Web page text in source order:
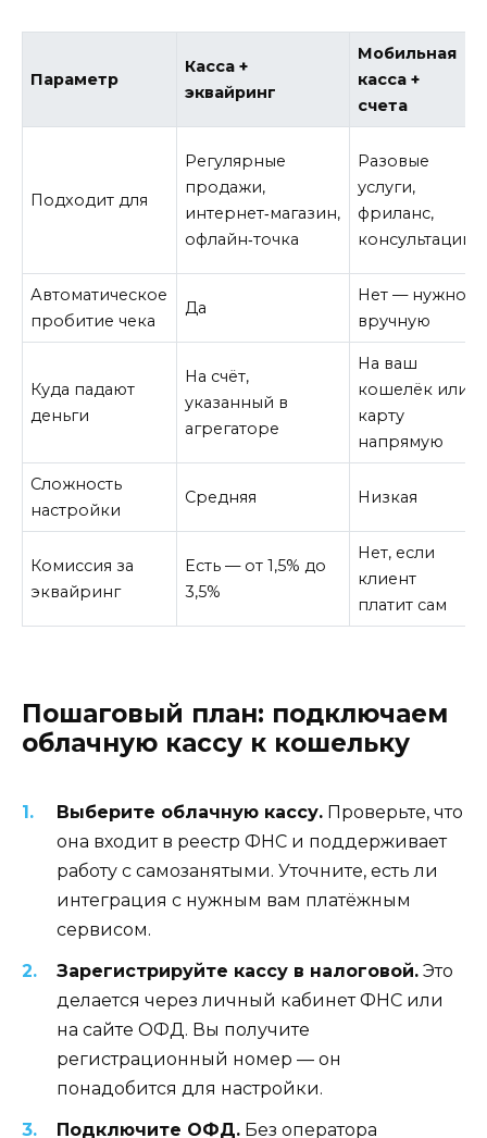
Параметр
Касса +
эквайринг
Мобильная
касса +
счета
Подходит для
Регулярные
продажи,
интернет‑магазин,
офлайн‑точка
Разовые
услуги,
фриланс,
консультации
Автоматическое
пробитие чека
Да
Нет — нужно
вручную
Куда падают
деньги
На счёт,
указанный в
агрегаторе
На ваш
кошелёк или
карту
напрямую
Сложность
настройки
Средняя Низкая
Комиссия за
эквайринг
Есть — от 1,5% до
3,5%
Нет, если
клиент
платит сам
Пошаговый план: подключаем
облачную кассу к кошельку
Выберите облачную кассу. Проверьте, что
она входит в реестр ФНС и поддерживает
работу с самозанятыми. Уточните, есть ли
интеграция с нужным вам платёжным
сервисом.
Зарегистрируйте кассу в налоговой. Это
делается через личный кабинет ФНС или
на сайте ОФД. Вы получите
регистрационный номер — он
понадобится для настройки.
Подключите ОФД. Без оператора